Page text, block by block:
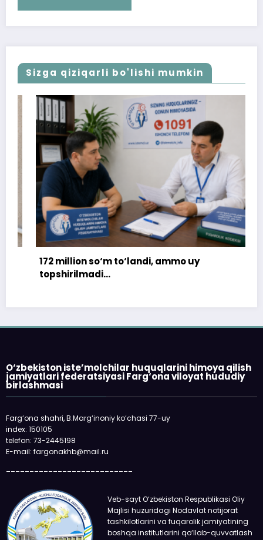
Sizga qiziqarli bo'lishi mumkin
172 million so‘m to‘landi, ammo uy
topshirilmadi…
O‘zbekiston iste’molchilar huquqlarini himoya qilish
jamiyatlari federatsiyasi Farg‘ona viloyat hududiy
birlashmasi
Farg‘ona shahri, B.Marg‘inoniy ko‘chasi 77-uy
index: 150105
telefon: 73-2445198
E-mail: fargonakhb@mail.ru
Veb-sayt O‘zbekiston Respublikasi Oliy
Majlisi huzuridagi Nodavlat notijorat
tashkilotlarini va fuqarolik jamiyatining
boshqa institutlarini qo‘llab-quvvatlash